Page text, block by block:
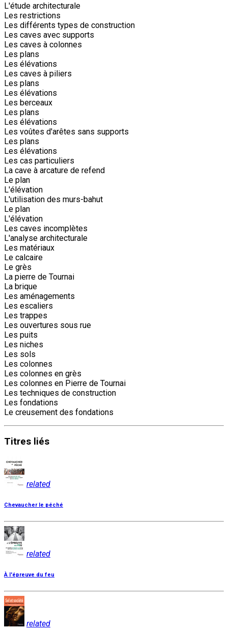
L'étude architecturale
Les restrictions
Les différents types de construction
Les caves avec supports
Les caves à colonnes
Les plans
Les élévations
Les caves à piliers
Les plans
Les élévations
Les berceaux
Les plans
Les élévations
Les voûtes d'arêtes sans supports
Les plans
Les élévations
Les cas particuliers
La cave à arcature de refend
Le plan
L'élévation
L'utilisation des murs-bahut
Le plan
L'élévation
Les caves incomplètes
L'analyse architecturale
Les matériaux
Le calcaire
Le grès
La pierre de Tournai
La brique
Les aménagements
Les escaliers
Les trappes
Les ouvertures sous rue
Les puits
Les niches
Les sols
Les colonnes
Les colonnes en grès
Les colonnes en Pierre de Tournai
Les techniques de construction
Les fondations
Le creusement des fondations
Titres liés
related
Chevaucher le péché
related
À l'épreuve du feu
related